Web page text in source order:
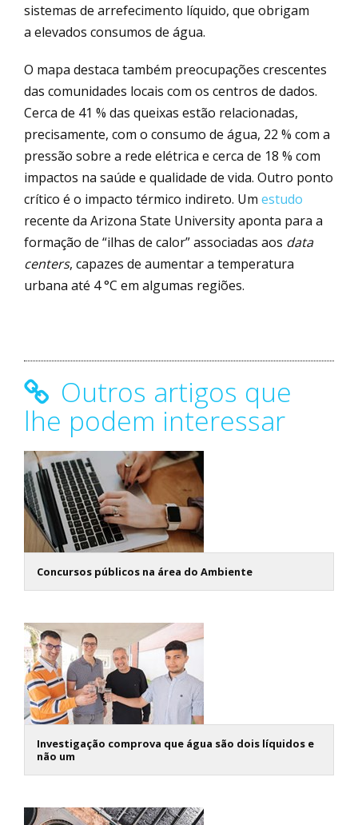
sistemas de arrefecimento líquido, que obrigam
a elevados consumos de água.
O mapa destaca também preocupações crescentes
das comunidades locais com os centros de dados.
Cerca de 41 % das queixas estão relacionadas,
precisamente, com o consumo de água, 22 % com a
pressão sobre a rede elétrica e cerca de 18 % com
impactos na saúde e qualidade de vida. Outro ponto
crítico é o impacto térmico indireto. Um estudo
recente da Arizona State University aponta para a
formação de “ilhas de calor” associadas aos data
centers, capazes de aumentar a temperatura
urbana até 4 °C em algumas regiões.
Outros artigos que
lhe podem interessar
Concursos públicos na área do Ambiente
Investigação comprova que água são dois líquidos e
não um